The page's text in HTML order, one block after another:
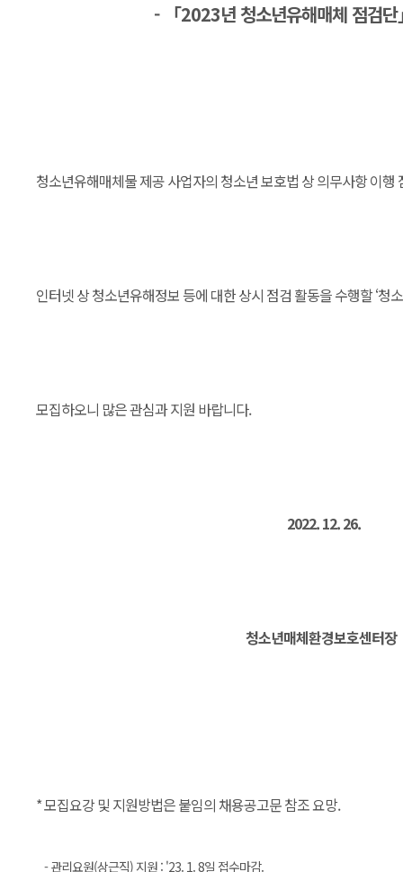
- 「2023년 청소년유해매체 점검
청소년유해매체물 제공 사업자의 청소년 보호법 상 의무사항 이행
인터넷 상 청소년유해정보 등에 대한 상시 점검 활동을 수행할 ‘청
모집하오니 많은 관심과 지원 바랍니다.
2022. 12. 26.
청소년매체환경보호센터장
* 모집요강 및 지원방법은 붙임의 채용공고문 참조 요망.
- 관리요원(상근직) 지원 : '23. 1. 8일 접수마감.